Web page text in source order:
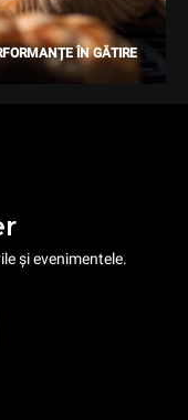
ÎN GĂTIRE
și evenimentele.